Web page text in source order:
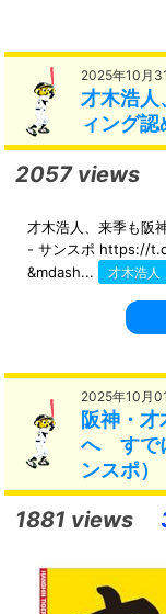
2025年10月
才木浩
ィング認
2057 views
才木浩人、来季も阪
- サンスポ https://
&mdash...
才木浩人
2025年10月
阪神・
へ すで
ンスポ）
1881 views